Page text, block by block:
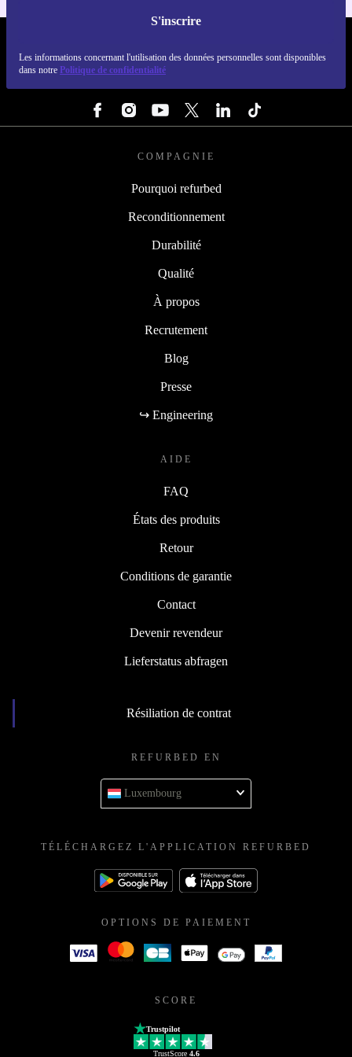
S'inscrire
Les informations concernant l'utilisation des données personnelles sont disponibles
dans notre Politique de confidentialité
COMPAGNIE
Pourquoi refurbed
Reconditionnement
Durabilité
Qualité
À propos
Recrutement
Blog
Presse
↪ Engineering
AIDE
FAQ
États des produits
Retour
Conditions de garantie
Contact
Devenir revendeur
Lieferstatus abfragen
Résiliation de contrat
REFURBED EN
Luxembourg
TÉLÉCHARGEZ L'APPLICATION REFURBED
OPTIONS DE PAIEMENT
SCORE
Trustpilot
TrustScore 4.6